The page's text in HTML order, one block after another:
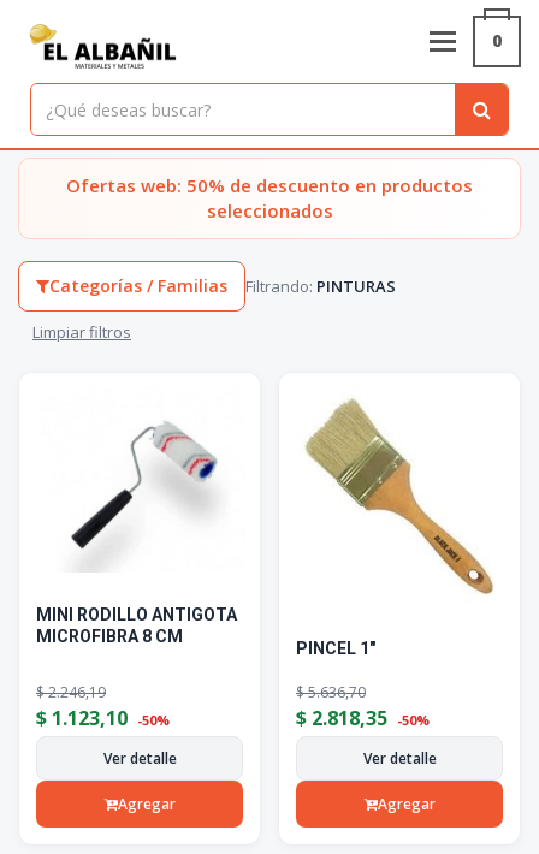
0
Nuestros productos
Materiales, metales y herramientas con stock y compra online
Ofertas web: 50% de descuento en productos
seleccionados
Categorías / Familias Filtrando: PINTURAS
Limpiar filtros
MINI RODILLO ANTIGOTA
MICROFIBRA 8 CM
$2.246,19
$ 1.123,10 -50%
Ver detalle
Agregar
PINCEL 1"
$5.636,70
$ 2.818,35 -50%
Ver detalle
Agregar